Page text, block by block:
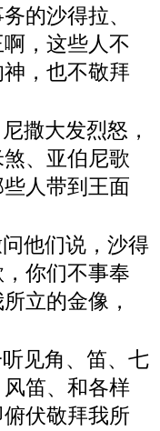
的沙得拉、
，这些人不
，也不敬拜
撒大发烈怒，
、亚伯尼歌
人带到王面
他们说，沙得
你们不事奉
立的金像，
见角、笛、七
笛、和各样
伏敬拜我所